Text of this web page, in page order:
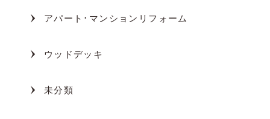
アパート･マンションリフォーム
ウッドデッキ
未分類